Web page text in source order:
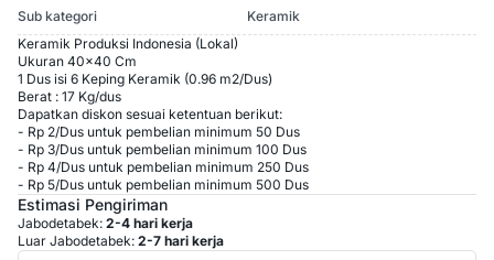
Sub kategori
Keramik
Keramik Produksi Indonesia (Lokal)
Ukuran 40x40 Cm
1 Dus isi 6 Keping Keramik (0.96 m2/Dus)
Berat : 17 Kg/dus
Dapatkan diskon sesuai ketentuan berikut:
- Rp 2/Dus untuk pembelian minimum 50 Dus
- Rp 3/Dus untuk pembelian minimum 100 Dus
- Rp 4/Dus untuk pembelian minimum 250 Dus
- Rp 5/Dus untuk pembelian minimum 500 Dus
Estimasi Pengiriman
Jabodetabek: 2-4 hari kerja
Luar Jabodetabek: 2-7 hari kerja